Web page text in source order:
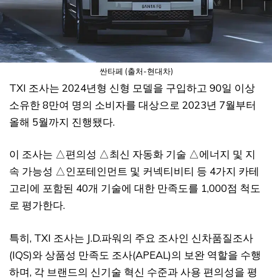
싼타페 (출처-현대차)
TXI 조사는 2024년형 신형 모델을 구입하고 90일 이상
소유한 8만여 명의 소비자를 대상으로 2023년 7월부터
올해 5월까지 진행됐다.
이 조사는 △편의성 △최신 자동화 기술 △에너지 및 지
속 가능성 △인포테인먼트 및 커넥티비티 등 4가지 카테
고리에 포함된 40개 기술에 대한 만족도를 1,000점 척도
로 평가한다.
특히, TXI 조사는 J.D.파워의 주요 조사인 신차품질조사
(IQS)와 상품성 만족도 조사(APEAL)의 보완 역할을 수행
하며, 각 브랜드의 신기술 혁신 수준과 사용 편의성을 평